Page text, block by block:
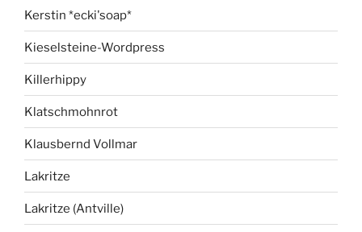
Kerstin *ecki'soap*
Kieselsteine-Wordpress
Killerhippy
Klatschmohnrot
Klausbernd Vollmar
Lakritze
Lakritze (Antville)